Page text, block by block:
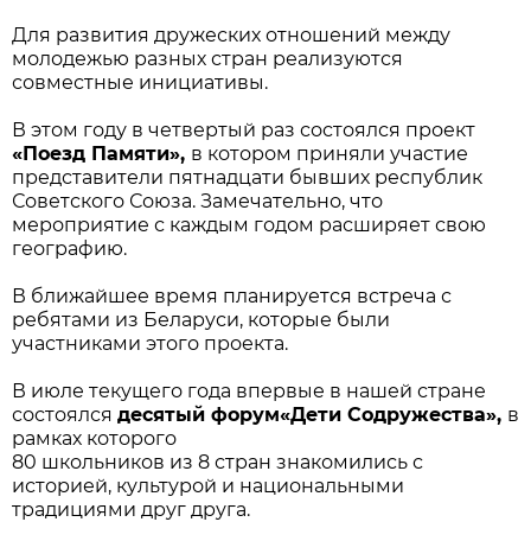
Для развития дружеских отношений между
молодежью разных стран реализуются
совместные инициативы.
В этом году в четвертый раз состоялся проект
«Поезд Памяти», в котором приняли участие
представители пятнадцати бывших республик
Советского Союза. Замечательно, что
мероприятие с каждым годом расширяет свою
географию.
В ближайшее время планируется встреча с
ребятами из Беларуси, которые были
участниками этого проекта.
В июле текущего года впервые в нашей стране
состоялся десятый форум«Дети Содружества», в
рамках которого
80 школьников из 8 стран знакомились с
историей, культурой и национальными
традициями друг друга.